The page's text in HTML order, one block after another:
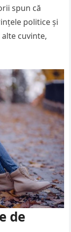
spun că
politice şi
cuvinte,
de